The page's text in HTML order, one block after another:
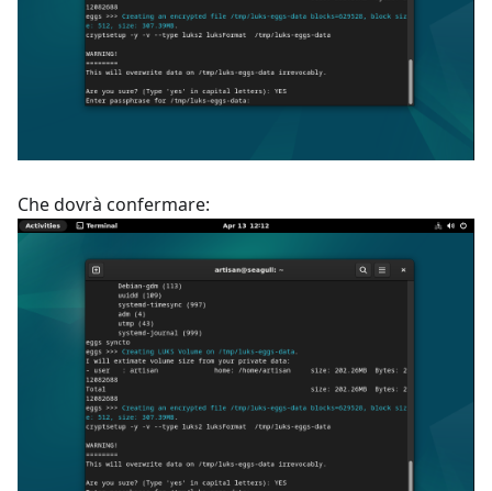
Che dovrà confermare: